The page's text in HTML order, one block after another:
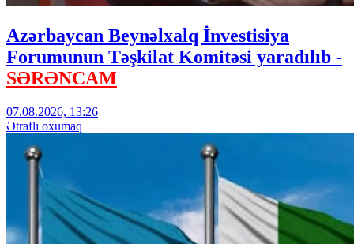
Azərbaycan Beynəlxalq İnvestisiya
Forumunun Təşkilat Komitəsi yaradılıb -
SƏRƏNCAM
07.08.2026, 13:26
Ətraflı oxumaq